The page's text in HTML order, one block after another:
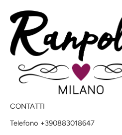
CONTATTI
Telefono +390883018647